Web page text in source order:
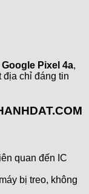
Google Pixel 4a,
địa chỉ đáng tin
quan đến IC
bị treo, không